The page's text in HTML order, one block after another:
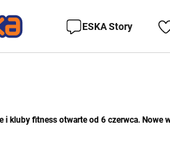
ESKA Story
i kluby fitness otwarte od 6 czerwca. Nowe